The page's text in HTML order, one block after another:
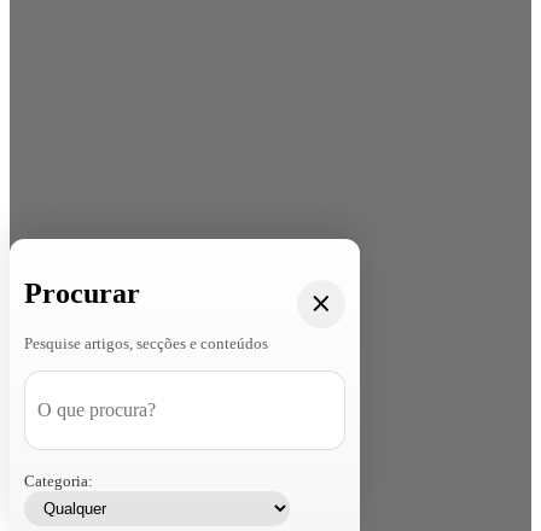
Procurar
Pesquise artigos, secções e conteúdos
Categoria: